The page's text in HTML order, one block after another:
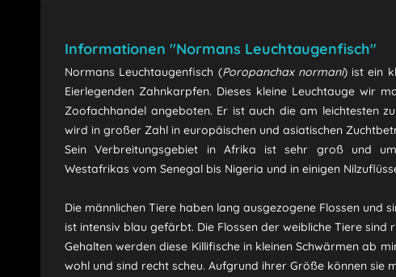
Informationen "Normans Leuchtaugenfisch"
Normans Leuchtaugenfisch (Poropanchax normani) ist ein
Eierlegenden Zahnkarpfen. Dieses kleine Leuchtauge wir
Zoofachhandel angeboten. Er ist auch die am leichtesten
wird in großer Zahl in europäischen und asiatischen
Sein Verbreitungsgebiet in Afrika ist sehr groß und
Westafrikas vom Senegal bis Nigeria und in einigen
Die männlichen Tiere haben lang ausgezogene Flossen und
ist intensiv blau gefärbt. Die Flossen der weibliche Tiere sind
Gehalten werden diese Killifische in kleinen Schwärmen ab
wohl und sind recht scheu. Aufgrund ihrer Größe können sie